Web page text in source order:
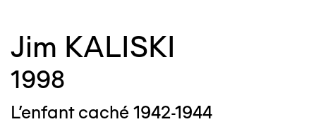
Jim KALISKI
1998
L’enfant caché 1942-1944